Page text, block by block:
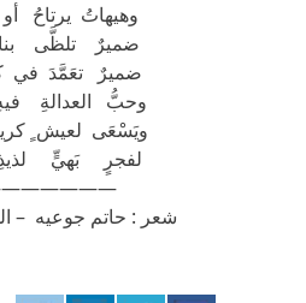
وهيهاتُ يرتاحُ
ضميرٌ تلظَّى
ضميرٌ تعَمَّدَ في
وحبُّ العدالةِ
ويَسْعَى لعيش
لفجرٍ بَهيٍّ
شعر : حاتم جوعيه –